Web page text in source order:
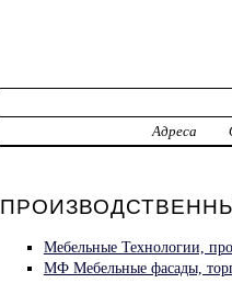
Адреса
Мебельные Технологии,
МФ Мебельные фасады,